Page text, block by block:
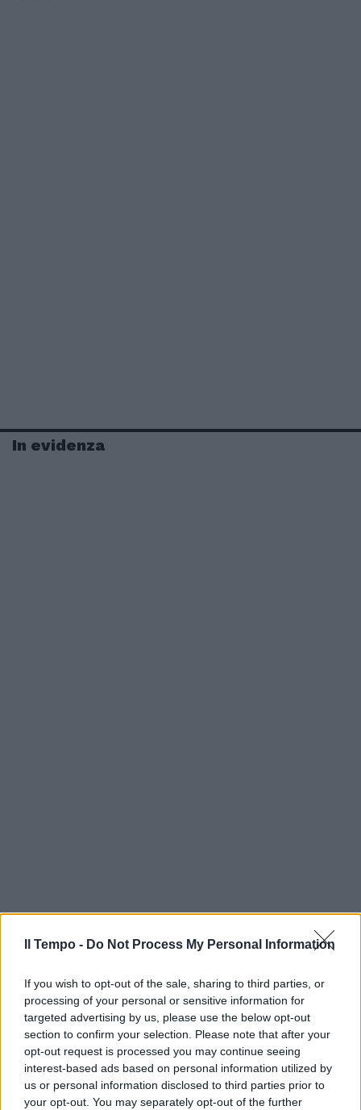
Il Tempo - Do Not Process My Personal Information
If you wish to opt-out of the sale, sharing to third parties, or
processing of your personal or sensitive information for
targeted advertising by us, please use the below opt-out
section to confirm your selection. Please note that after your
opt-out request is processed you may continue seeing
interest-based ads based on personal information utilized by
us or personal information disclosed to third parties prior to
your opt-out. You may separately opt-out of the further
In evidenza